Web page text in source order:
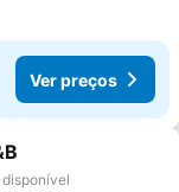
Ver preços
favoritos